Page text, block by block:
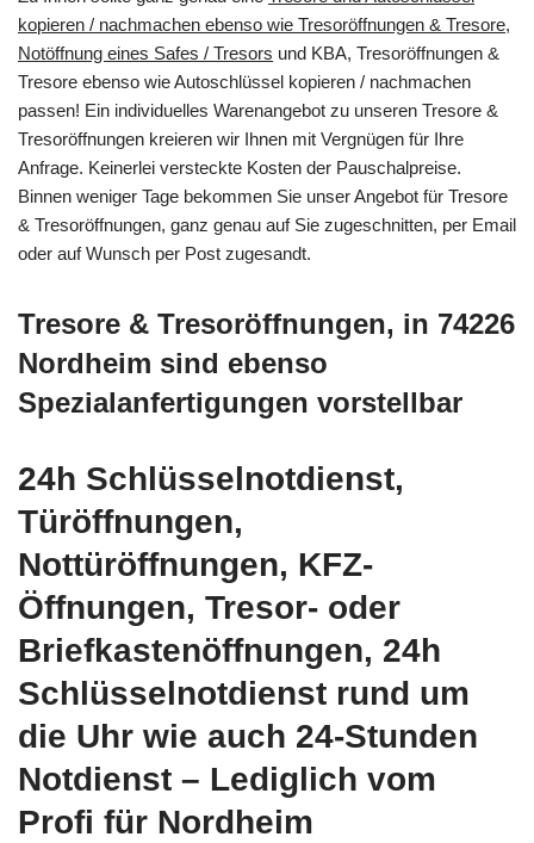
kopieren / nachmachen ebenso wie Tresoröffnungen & Tresore,
Notöffnung eines Safes / Tresors und KBA, Tresoröffnungen &
Tresore ebenso wie Autoschlüssel kopieren / nachmachen
passen! Ein individuelles Warenangebot zu unseren Tresore &
Tresoröffnungen kreieren wir Ihnen mit Vergnügen für Ihre
Anfrage. Keinerlei versteckte Kosten der Pauschalpreise.
Binnen weniger Tage bekommen Sie unser Angebot für Tresore
& Tresoröffnungen, ganz genau auf Sie zugeschnitten, per Email
oder auf Wunsch per Post zugesandt.
Tresore & Tresoröffnungen, in 74226
Nordheim sind ebenso
Spezialanfertigungen vorstellbar
24h Schlüsselnotdienst,
Türöffnungen,
Nottüröffnungen, KFZ-
Öffnungen, Tresor- oder
Briefkastenöffnungen, 24h
Schlüsselnotdienst rund um
die Uhr wie auch 24-Stunden
Notdienst – Lediglich vom
Profi für Nordheim